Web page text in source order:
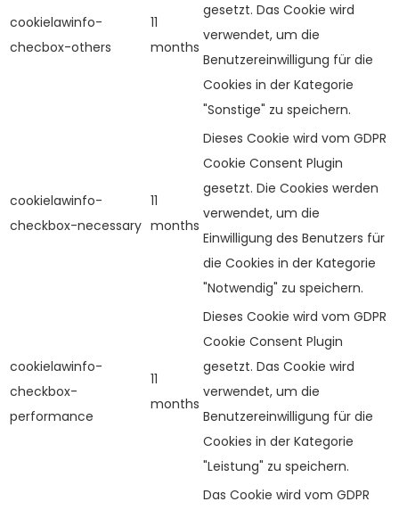
cookielawinfo-
checbox-others
11
months
gesetzt. Das Cookie wird
verwendet, um die
Benutzereinwilligung für die
Cookies in der Kategorie
"Sonstige" zu speichern.
cookielawinfo-
checkbox-necessary
11
months
Dieses Cookie wird vom GDPR
Cookie Consent Plugin
gesetzt. Die Cookies werden
verwendet, um die
Einwilligung des Benutzers für
die Cookies in der Kategorie
"Notwendig" zu speichern.
cookielawinfo-
checkbox-
performance
11
months
Dieses Cookie wird vom GDPR
Cookie Consent Plugin
gesetzt. Das Cookie wird
verwendet, um die
Benutzereinwilligung für die
Cookies in der Kategorie
"Leistung" zu speichern.
Das Cookie wird vom GDPR